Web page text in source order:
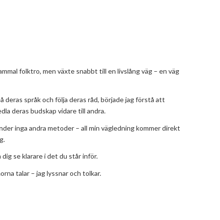
folktro, men växte snabbt till en livslång väg – en väg
deras språk och följa deras råd, började jag förstå att
deras budskap vidare till andra.
inga andra metoder – all min vägledning kommer direkt
dig se klarare i det du står inför.
talar – jag lyssnar och tolkar.